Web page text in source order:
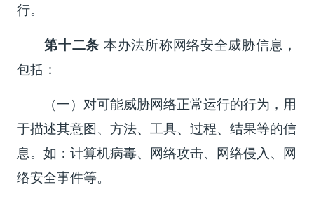
行。
第十二条 本办法所称网络安全威胁信息，
包括：
（一）对可能威胁网络正常运行的行为，用
于描述其意图、方法、工具、过程、结果等的信
息。如：计算机病毒、网络攻击、网络侵入、网
络安全事件等。